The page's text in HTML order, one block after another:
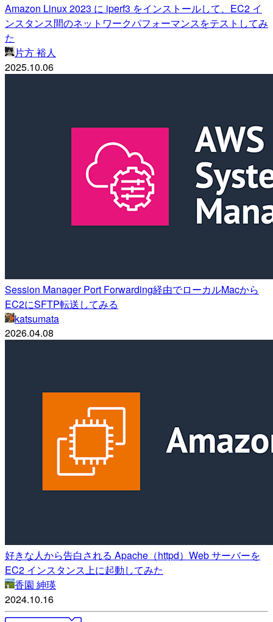
Amazon Linux 2023 に iperf3 をインストールして、EC2 イ
ンスタンス間のネットワークパフォーマンスをテストしてみ
た
片方 裕人
2025.10.06
Session Manager Port Forwarding経由でローカルMacから
EC2にSFTP転送してみる
katsumata
2026.04.08
好きな人から告白される Apache（httpd）Web サーバーを
EC2 インスタンス上に起動してみた
香園 紳瑛
2024.10.16